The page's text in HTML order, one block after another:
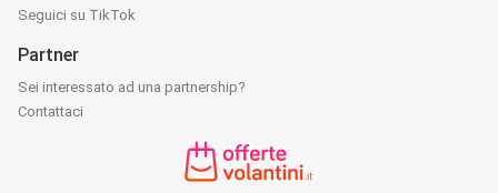
Seguici su TikTok
Partner
Sei interessato ad una partnership?
Contattaci